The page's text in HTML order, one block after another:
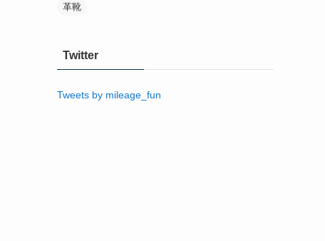
革靴
Twitter
Tweets by mileage_fun